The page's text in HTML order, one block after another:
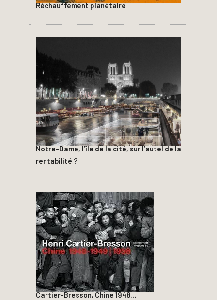
Réchauffement planétaire
Notre-Dame, l’île de la cité, sur l’autel de la
rentabilité ?
Cartier-Bresson, Chine 1948…